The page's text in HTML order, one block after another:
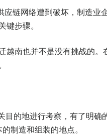
链网络遭到破坏，制造业
键步骤。
越南也并不是没有挑战的
目的地进行考察，有了明
制造和组装的地点。